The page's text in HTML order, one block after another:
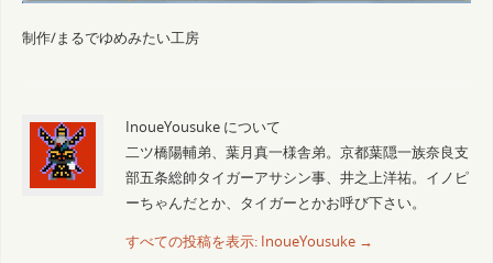
制作/まるでゆめみたい工房
InoueYousuke について
二ツ橋陽輔弟、葉月真一様舎弟。京都葉隠一族奈良支
部五条総帥タイガーアサシン事、井之上洋祐。イノピ
ーちゃんだとか、タイガーとかお呼び下さい。
すべての投稿を表示: InoueYousuke →